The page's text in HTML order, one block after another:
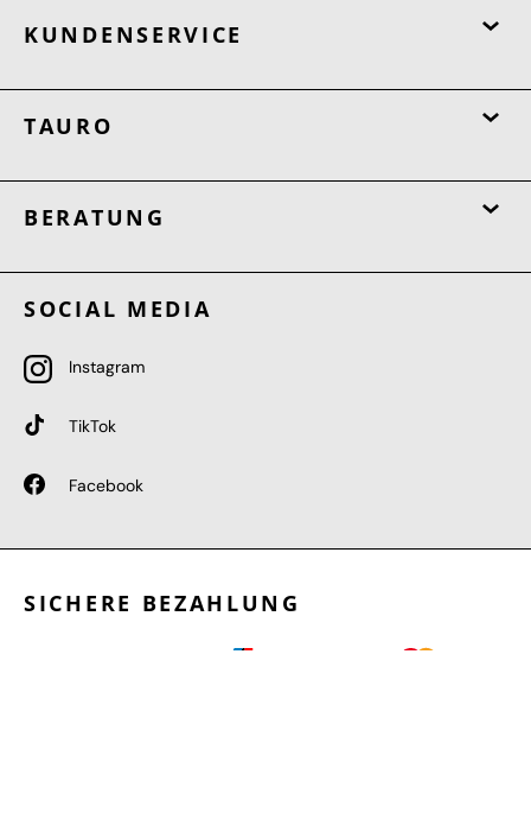
KUNDENSERVICE
TAURO
BERATUNG
SOCIAL MEDIA
Instagram
TikTok
Facebook
SICHERE BEZAHLUNG